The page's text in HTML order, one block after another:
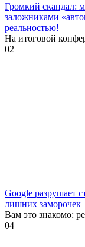
Громкий скандал:
заложниками
реальностью!
На итоговой
02
Google разрушает
лишних заморочек
Вам это знакомо:
04